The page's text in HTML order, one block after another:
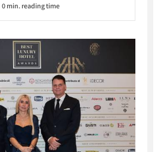
min. reading time